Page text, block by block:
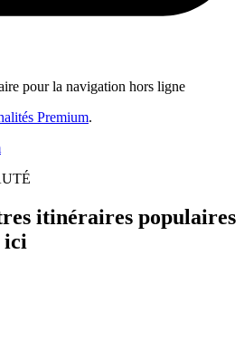
pour la navigation hors ligne
Premium.
itinéraires populaires
ici